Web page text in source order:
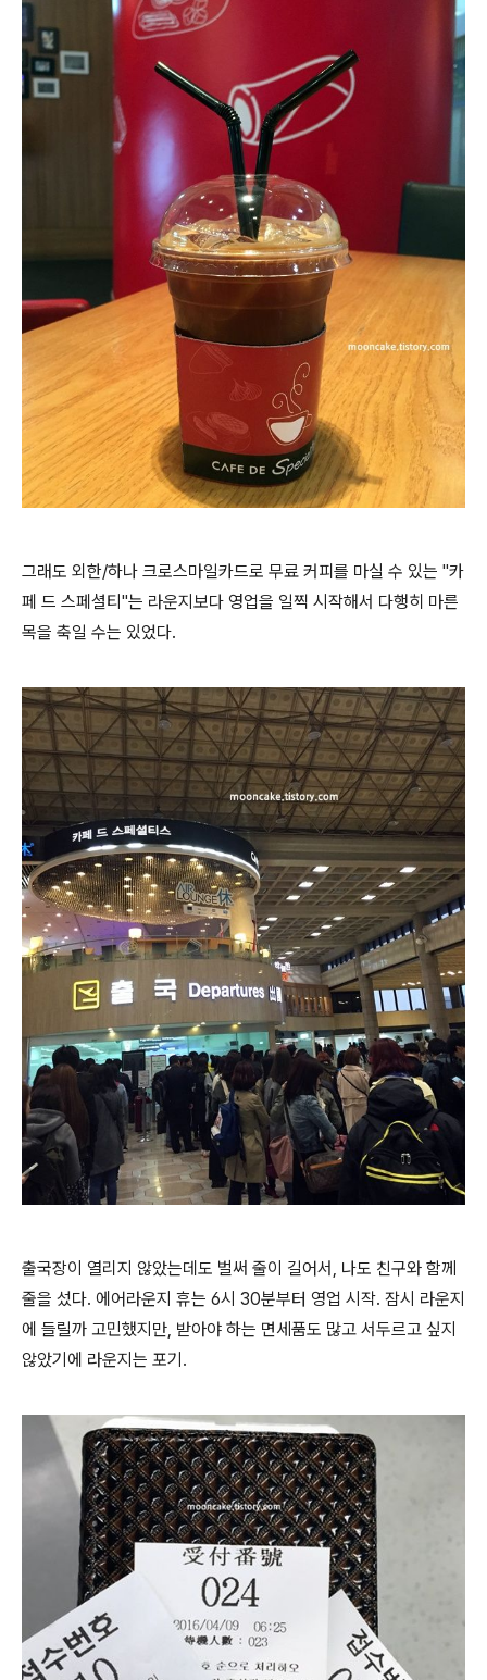
그래도 외한/하나 크로스마일카드로 무료 커피를 마실 수 있는 "카
페 드 스페셜티"는 라운지보다 영업을 일찍 시작해서 다행히 마른
목을 축일 수는 있었다.
출국장이 열리지 않았는데도 벌써 줄이 길어서, 나도 친구와 함께
줄을 섰다. 에어라운지 휴는 6시 30분부터 영업 시작. 잠시 라운지
에 들릴까 고민했지만, 받아야 하는 면세품도 많고 서두르고 싶지
않았기에 라운지는 포기.